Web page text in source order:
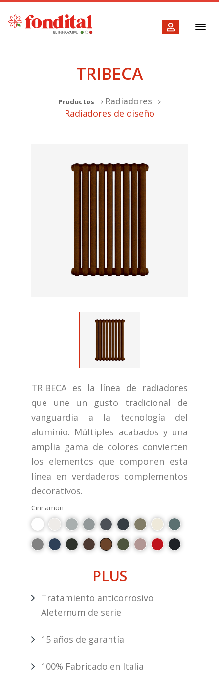
TRIBECA
Productos
Radiadores
Radiadores de diseño
TRIBECA es la línea de radiadores
que une un gusto tradicional de
vanguardia a la tecnología del
aluminio. Múltiples acabados y una
amplia gama de colores convierten
los elementos que componen esta
línea en verdaderos complementos
decorativos.
Cinnamon
PLUS
Tratamiento anticorrosivo
Aleternum de serie
15 años de garantía
100% Fabricado en Italia